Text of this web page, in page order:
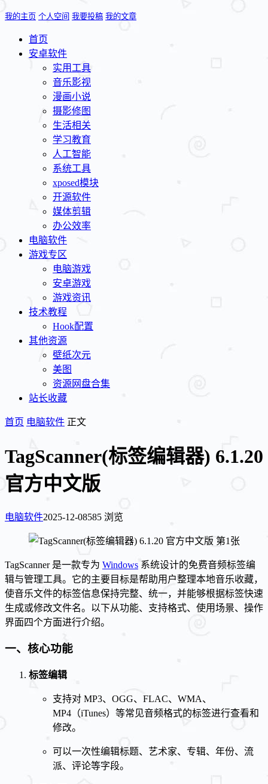
我的主页 个人空间 我要投稿 我的文章
首页
安卓软件
实用工具
音乐影视
漫画小说
摄影修图
生活相关
学习教育
人工智能
系统工具
xposed模块
开源软件
媒体剪辑
办公效率
电脑软件
游戏专区
电脑游戏
安卓游戏
游戏资讯
技术教程
Hook配置
其他资源
壁纸次元
美图
资源网盘合集
站长收藏
首页 电脑软件 正文
TagScanner(标签编辑器) 6.1.20
官方中文版
电脑软件2025-12-08585 浏览
TagScanner 是一款专为 Windows 系统设计的免费音频标签编
辑与管理工具。它的主要目标是帮助用户整理本地音乐收藏，
使音乐文件的标签信息保持完整、统一，并能够根据标签快速
生成或修改文件名。以下从功能、支持格式、使用场景、操作
界面四个方面进行介绍。
一、核心功能
标签编辑
支持对 MP3、OGG、FLAC、WMA、
MP4（iTunes）等常见音频格式的标签进行查看和
修改。
可以一次性编辑标题、艺术家、专辑、年份、流
派、评论等字段。